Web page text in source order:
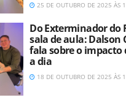
25 DE OUTUBRO DE 2025 ÀS
Do Exterminador do
sala de aula: Dalson
fala sobre o impacto
a dia
18 DE OUTUBRO DE 2025 ÀS